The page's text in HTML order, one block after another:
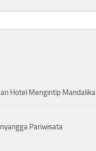
Hotel Mengintip Mandalika
Pariwisata